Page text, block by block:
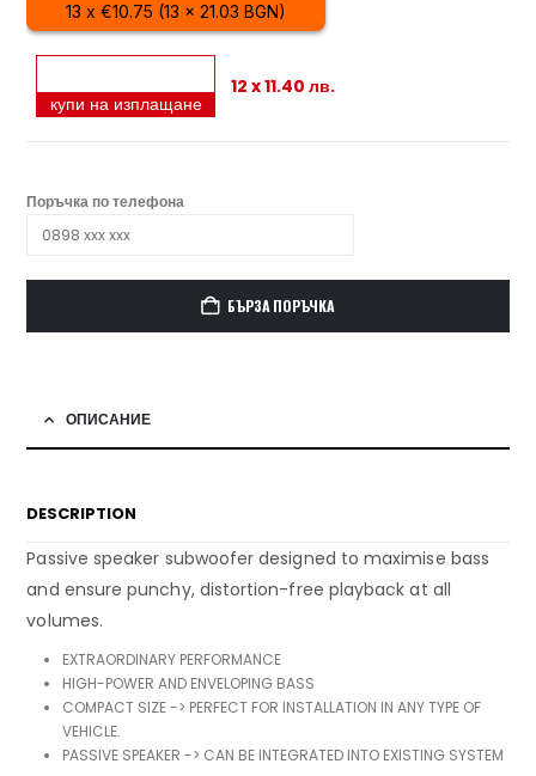
13 x €10.75 (13 x 21.03 BGN)
купи на изплащане
12 x 11.40 лв.
Поръчка по телефона
БЪРЗА ПОРЪЧКА
ОПИСАНИЕ
DESCRIPTION
Passive speaker subwoofer designed to maximise bass
and ensure punchy, distortion-free playback at all
volumes.
EXTRAORDINARY PERFORMANCE
HIGH-POWER AND ENVELOPING BASS
COMPACT SIZE -> PERFECT FOR INSTALLATION IN ANY TYPE OF
VEHICLE.
PASSIVE SPEAKER -> CAN BE INTEGRATED INTO EXISTING SYSTEM